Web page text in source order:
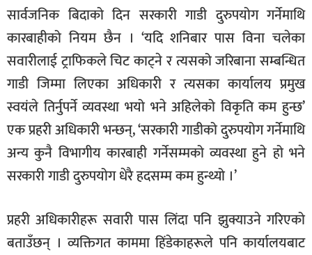
सार्वजनिक बिदाको दिन सरकारी गाडी दुरुपयोग गर्नेमाथि
कारबाहीको नियम छैन । ‘यदि शनिबार पास विना चलेका
सवारीलाई ट्राफिकले चिट काट्ने र त्यसको जरिबाना सम्बन्धित
गाडी जिम्मा लिएका अधिकारी र त्यसका कार्यालय प्रमुख
स्वयंले तिर्नुपर्ने व्यवस्था भयो भने अहिलेको विकृति कम हुन्छ’
एक प्रहरी अधिकारी भन्छन्, ‘सरकारी गाडीको दुरुपयोग गर्नेमाथि
अन्य कुनै विभागीय कारबाही गर्नेसम्मको व्यवस्था हुने हो भने
सरकारी गाडी दुरुपयोग धेरै हदसम्म कम हुन्थ्यो ।’
प्रहरी अधिकारीहरू सवारी पास लिंदा पनि झुक्याउने गरिएको
बताउँछन् । व्यक्तिगत काममा हिंडेकाहरूले पनि कार्यालयबाट